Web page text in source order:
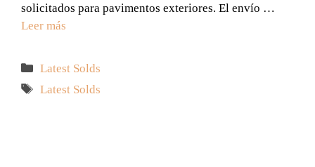
solicitados para pavimentos exteriores. El envío …
Leer más
Categorías
Latest Solds
Etiquetas
Latest Solds